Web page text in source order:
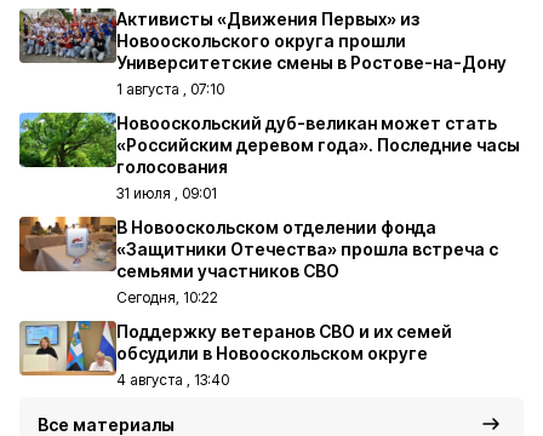
Активисты «Движения Первых» из
Новооскольского округа прошли
Университетские смены в Ростове-на-Дону
1 августа , 07:10
Новооскольский дуб-великан может стать
«Российским деревом года». Последние часы
голосования
31 июля , 09:01
В Новооскольском отделении фонда
«Защитники Отечества» прошла встреча с
семьями участников СВО
Сегодня, 10:22
Поддержку ветеранов СВО и их семей
обсудили в Новооскольском округе
4 августа , 13:40
Все материалы